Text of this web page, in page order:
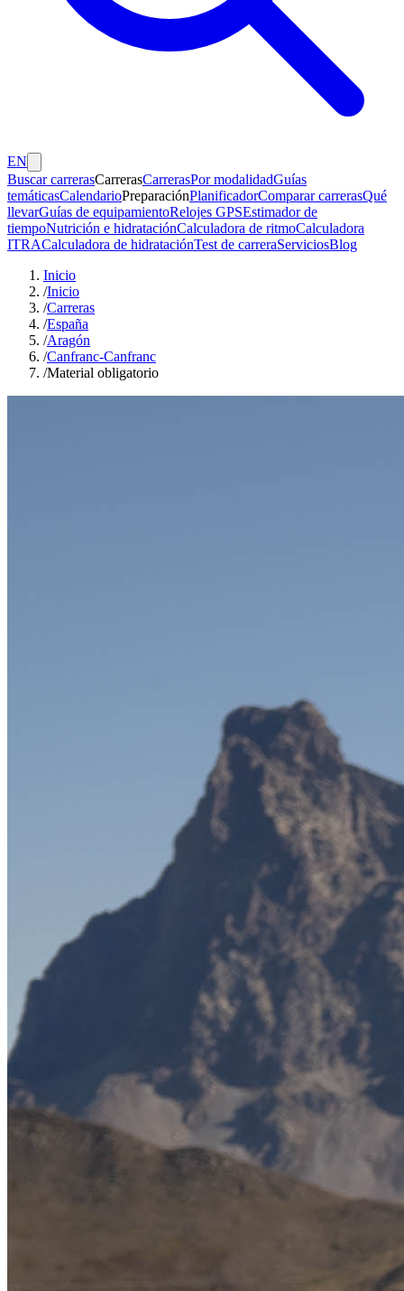
EN
Buscar carrerasCarrerasCarrerasPor modalidadGuías
temáticasCalendarioPreparaciónPlanificadorComparar carrerasQué
llevarGuías de equipamientoRelojes GPSEstimador de
tiempoNutrición e hidrataciónCalculadora de ritmoCalculadora
ITRACalculadora de hidrataciónTest de carreraServiciosBlog
Inicio
/Inicio
/Carreras
/España
/Aragón
/Canfranc-Canfranc
/Material obligatorio